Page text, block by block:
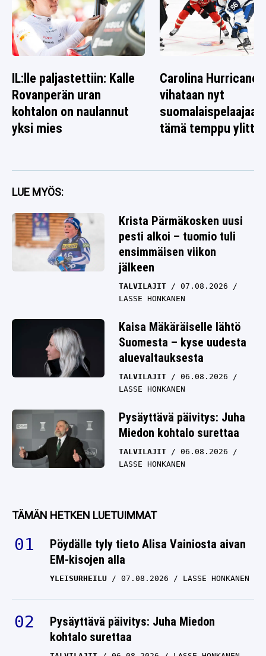
IL:lle paljastettiin: Kalle
Rovanperän uran
kohtalon on naulannut
yksi mies
Carolina
vihataan nyt
suomalaispelaajaa
tämä temppu ylitti
LUE MYÖS:
Krista Pärmäkosken uusi
pesti alkoi – tuomio tuli
ensimmäisen viikon
jälkeen
TALVILAJIT
07.08.2026
LASSE HONKANEN
Kaisa Mäkäräiselle lähtö
Suomesta – kyse uudesta
aluevaltauksesta
TALVILAJIT
06.08.2026
LASSE HONKANEN
Pysäyttävä päivitys: Juha
Miedon kohtalo surettaa
TALVILAJIT
06.08.2026
LASSE HONKANEN
TÄMÄN HETKEN LUETUIMMAT
Pöydälle tyly tieto Alisa Vainiosta aivan
EM-kisojen alla
YLEISURHEILU 07.08.2026 LASSE HONKANEN
Pysäyttävä päivitys: Juha Miedon
kohtalo surettaa